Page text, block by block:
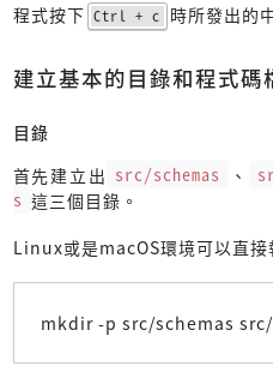
程式按下 Ctrl + c 時所發出的
建立基本的目錄和程式碼
目錄
首先建立出 src/schemas 、
s 這三個目錄。
Linux或是macOS環境可以直接
mkdir -p src/schemas